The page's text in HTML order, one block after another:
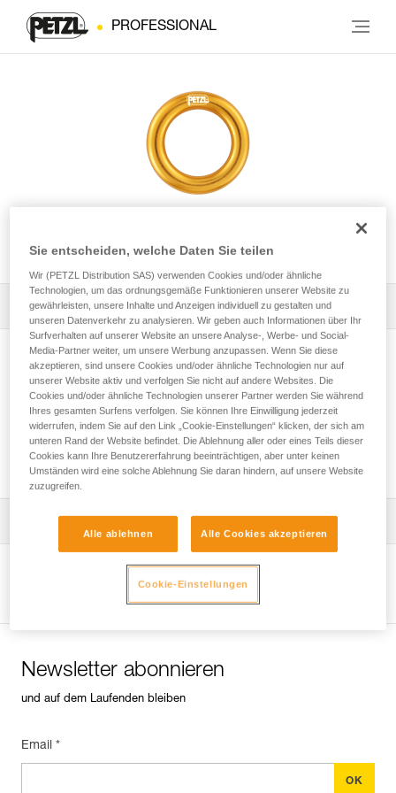
PROFESSIONAL
RING
Alle technischen Anwendungen 1 Filter
Installation der Seile
Die Gebrauchsanleitung herunterladen
Technical Notice
Newsletter abonnieren
und auf dem Laufenden bleiben
Email *
Sie entscheiden, welche Daten Sie teilen
Wir (PETZL Distribution SAS) verwenden Cookies und/oder ähnliche
Technologien, um das ordnungsgemäße Funktionieren unserer Website zu
gewährleisten, unsere Inhalte und Anzeigen individuell zu gestalten und
unseren Datenverkehr zu analysieren. Wir geben auch Informationen über Ihr
Surfverhalten auf unserer Website an unsere Analyse-, Werbe- und Social-
Media-Partner weiter, um unsere Werbung anzupassen. Wenn Sie diese
akzeptieren, sind unsere Cookies und/oder ähnliche Technologien nur auf
unserer Website aktiv und verfolgen Sie nicht auf andere Websites. Die
Cookies und/oder ähnliche Technologien unserer Partner werden Sie während
Ihres gesamten Surfens verfolgen. Sie können Ihre Einwilligung jederzeit
widerrufen, indem Sie auf den Link „Cookie-Einstellungen“ klicken, der sich am
unteren Rand der Website befindet. Die Ablehnung aller oder eines Teils dieser
Cookies kann Ihre Benutzererfahrung beeinträchtigen, aber unter keinen
Umständen wird eine solche Ablehnung Sie daran hindern, auf unsere Website
zuzugreifen.
Alle ablehnen Alle Cookies akzeptieren
Cookie-Einstellungen